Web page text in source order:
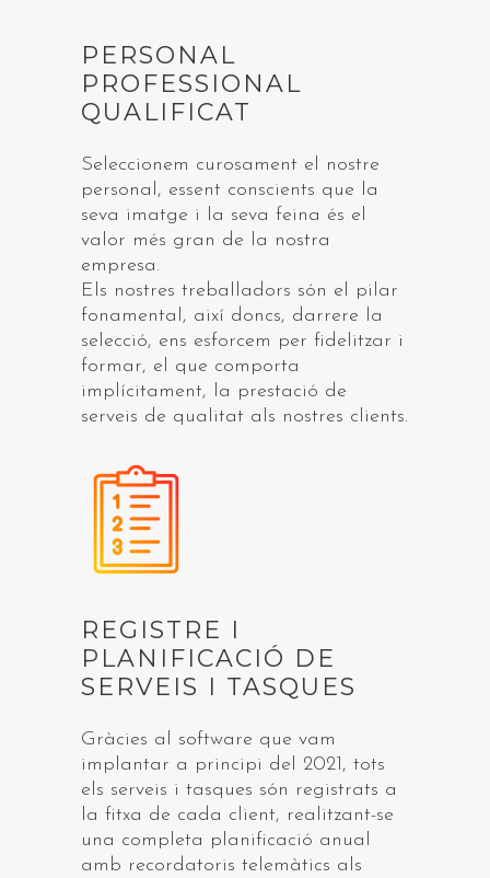
PERSONAL
PROFESSIONAL
QUALIFICAT
Seleccionem curosament el nostre
personal, essent conscients que la
seva imatge i la seva feina és el
valor més gran de la nostra
empresa.
Els nostres treballadors són el pilar
fonamental, així doncs, darrere la
selecció, ens esforcem per fidelitzar i
formar, el que comporta
implícitament, la prestació de
serveis de qualitat als nostres clients.
REGISTRE I
PLANIFICACIÓ DE
SERVEIS I TASQUES
Gràcies al software que vam
implantar a principi del 2021, tots
els serveis i tasques són registrats a
la fitxa de cada client, realitzant-se
una completa planificació anual
amb recordatoris telemàtics als